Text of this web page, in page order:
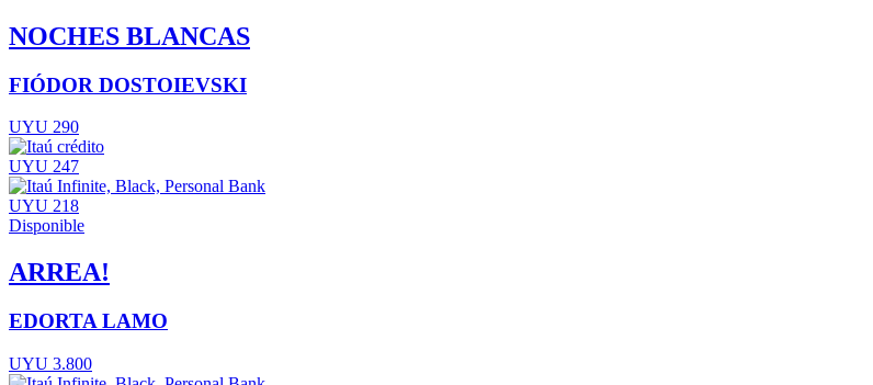
NOCHES BLANCAS
FIÓDOR DOSTOIEVSKI
UYU 290
UYU 247
UYU 218
Disponible
ARREA!
EDORTA LAMO
UYU 3.800